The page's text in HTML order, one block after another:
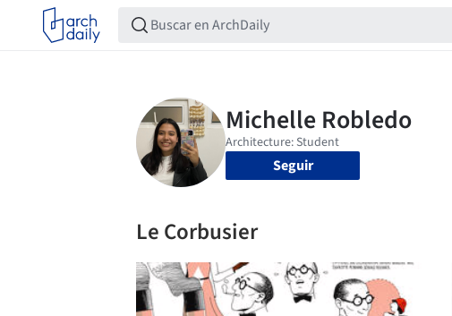
Seguir
Le Corbusier